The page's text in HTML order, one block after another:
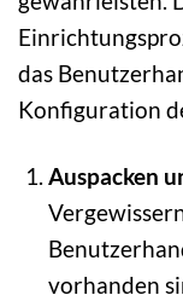
das
Konfiguration
Auspacken
vorhanden